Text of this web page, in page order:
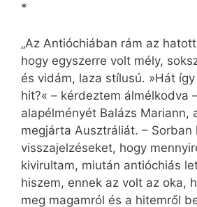
*
„Az Antióchiában rám az
hogy egyszerre volt mély,
és vidám, laza stílusú. »Hát
hit?« – kérdeztem álmélkodva
alapélményét Balázs Mariann,
megjárta Ausztráliát. – Sorban
visszajelzéseket, hogy
kivirultam, miután antióchiás
hiszem, ennek az volt az oka,
meg magamról és a hitemről